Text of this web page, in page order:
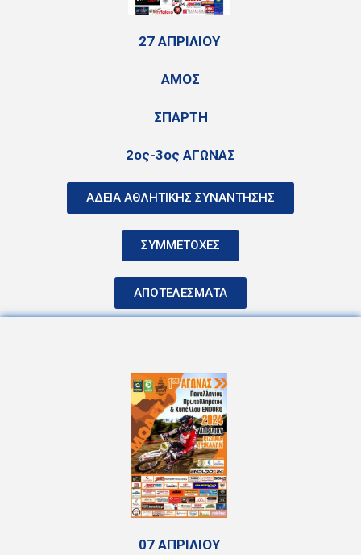
27 ΑΠΡΙΛΙΟΥ
ΑΜΟΣ
ΣΠΑΡΤΗ
2ος-3ος ΑΓΩΝΑΣ
ΑΔΕΙΑ ΑΘΛΗΤΙΚΗΣ ΣΥΝΑΝΤΗΣΗΣ
ΣΥΜΜΕΤΟΧΕΣ
ΑΠΟΤΕΛΕΣΜΑΤΑ
07 ΑΠΡΙΛΙΟΥ